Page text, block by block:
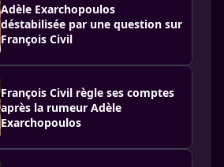
Adèle Exarchopoulos
déstabilisée par une question sur
François Civil
François Civil règle ses comptes
après la rumeur Adèle
Exarchopoulos